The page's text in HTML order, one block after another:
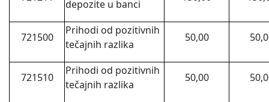
depozite u banci
721500
Prihodi od pozitivnih
tečajnih razlika
50,00
721510
Prihodi od pozitivnih
tečajnih razlika
50,00